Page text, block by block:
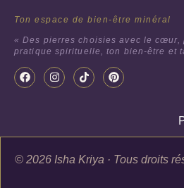
Ton espace de bien-être minéral
« Des pierres choisies avec le cœur,
pratique spirituelle, ton bien-être et
© 2026 Isha Kriya · Tous droits